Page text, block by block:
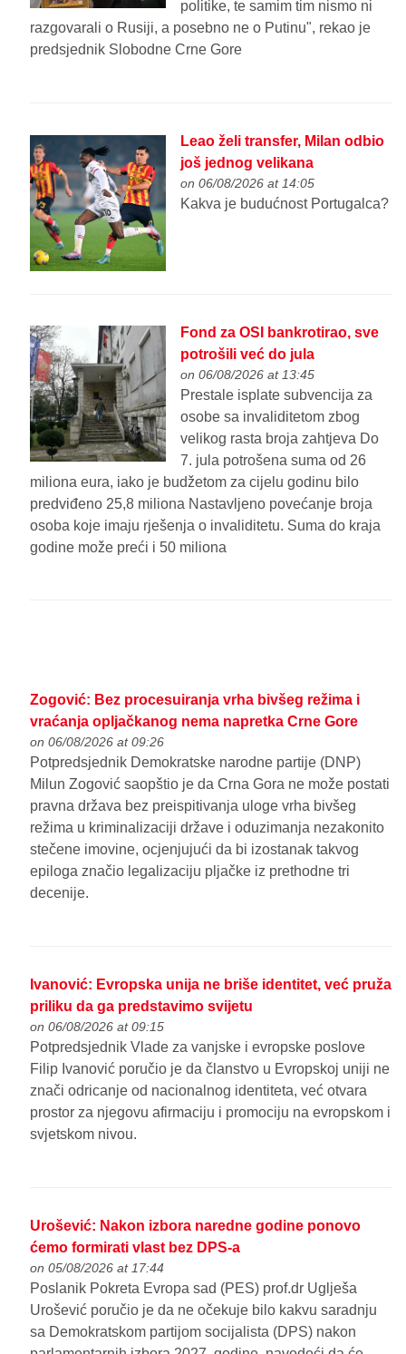
politike, te samim tim nismo ni
razgovarali o Rusiji, a posebno ne o Putinu", rekao je
predsjednik Slobodne Crne Gore
Leao želi transfer, Milan odbio
još jednog velikana
on 06/08/2026 at 14:05
Kakva je budućnost Portugalca?
Fond za OSI bankrotirao, sve
potrošili već do jula
on 06/08/2026 at 13:45
Prestale isplate subvencija za
osobe sa invaliditetom zbog
velikog rasta broja zahtjeva Do
7. jula potrošena suma od 26
miliona eura, iako je budžetom za cijelu godinu bilo
predviđeno 25,8 miliona Nastavljeno povećanje broja
osoba koje imaju rješenja o invaliditetu. Suma do kraja
godine može preći i 50 miliona
Zogović: Bez procesuiranja vrha bivšeg režima i
vraćanja opljačkanog nema napretka Crne Gore
on 06/08/2026 at 09:26
Potpredsjednik Demokratske narodne partije (DNP)
Milun Zogović saopštio je da Crna Gora ne može postati
pravna država bez preispitivanja uloge vrha bivšeg
režima u kriminalizaciji države i oduzimanja nezakonito
stečene imovine, ocjenjujući da bi izostanak takvog
epiloga značio legalizaciju pljačke iz prethodne tri
decenije.
Ivanović: Evropska unija ne briše identitet, već pruža
priliku da ga predstavimo svijetu
on 06/08/2026 at 09:15
Potpredsjednik Vlade za vanjske i evropske poslove
Filip Ivanović poručio je da članstvo u Evropskoj uniji ne
znači odricanje od nacionalnog identiteta, već otvara
prostor za njegovu afirmaciju i promociju na evropskom i
svjetskom nivou.
Urošević: Nakon izbora naredne godine ponovo
ćemo formirati vlast bez DPS-a
on 05/08/2026 at 17:44
Poslanik Pokreta Evropa sad (PES) prof.dr Uglješa
Urošević poručio je da ne očekuje bilo kakvu saradnju
sa Demokratskom partijom socijalista (DPS) nakon